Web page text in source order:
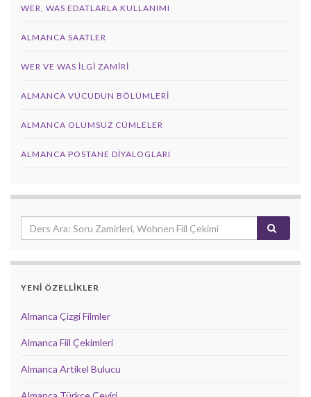
WER, WAS EDATLARLA KULLANIMI
ALMANCA SAATLER
WER VE WAS ILGI ZAMIRI
ALMANCA VÜCUDUN BÖLÜMLERI
ALMANCA OLUMSUZ CÜMLELER
ALMANCA POSTANE DIYALOGLARI
YENİ ÖZELLİKLER
Almanca Çizgi Filmler
Almanca Fiil Çekimleri
Almanca Artikel Bulucu